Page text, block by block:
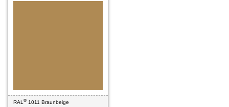
RAL® 1011 Braunbeige